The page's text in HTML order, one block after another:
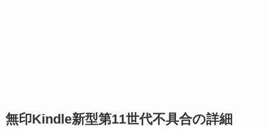
無印Kindle新型第11世代不具合の詳細